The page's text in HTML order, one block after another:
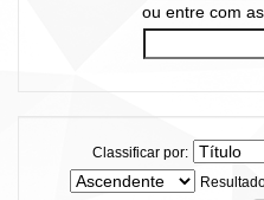
ou entre com
Classificar por: